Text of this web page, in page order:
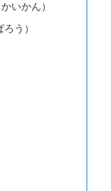
いかん）
う）